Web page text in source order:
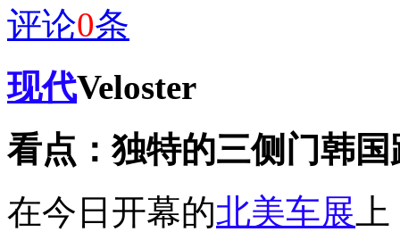
评论0条
现代Veloster
看点：独特的三侧门韩
在今日开幕的北美车展